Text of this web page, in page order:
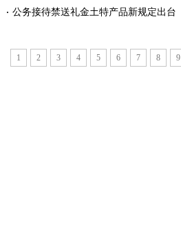
公务接待禁送礼金土特产品新规定出台
1
2 3 4 5 6 7 8 9